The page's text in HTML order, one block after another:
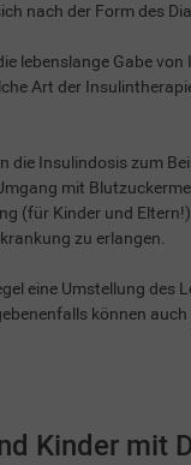
nach der Form des
lebenslange Gabe
Art der
die Insulindosis zum
mit
(für Kinder und
zu erlangen.
eine Umstellung des
können
Kinder mit